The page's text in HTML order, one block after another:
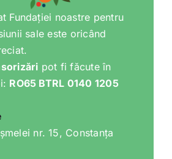
Fundației noastre pentru
sale este oricând
pot fi făcute în
RO65 BTRL 0140 1205
nr. 15, Constanța